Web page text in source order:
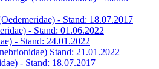
- Stand: 18.07.2017
- Stand: 01.06.2022
- Stand: 24.01.2022
Stand: 21.01.2022
- Stand: 18.07.2017